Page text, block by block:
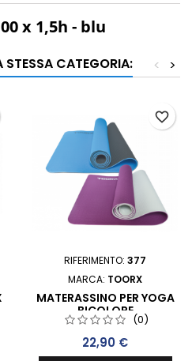
x 1,5h - blu
STESSA CATEGORIA: >
<
RIFERIMENTO: 377
MARCA: TOORX
MATERASSINO PER YOGA
BICOLORE
PROFESSIONALE
(0)
Prezzo
22,90 €
favorite_border